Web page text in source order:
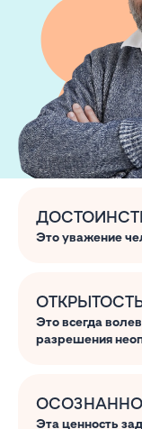
Это уважение
Это всегда
разрешения
Эта ценность